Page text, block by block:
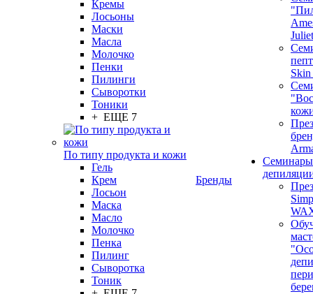
Кремы
Лосьоны
Маски
Масла
Молочко
Пенки
Пилинги
Сыворотки
Тоники
+ ЕЩЕ 7
По типу продукта и кожи
Гель
Крем
Лосьон
Маска
Масло
Молочко
Пенка
Пилинг
Сыворотка
Тоник
Бренды